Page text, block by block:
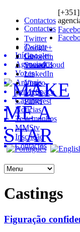
Contactos
Twitter
Google+
SoundCloud
LinkedIn
Vimeo
MySpace
Pinterest
Contactos
[+351]
Twitter
Google+
LinkedIn
Vimeo
Castings
Figuração
Início
Agenciados
Vozes
Animais
Serviços
Castings
Notícias
Testemunhos
MMStv
Inscrição
Contactos